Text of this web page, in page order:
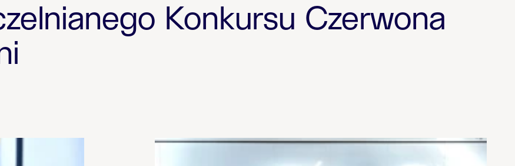
Konkursu Czerwona